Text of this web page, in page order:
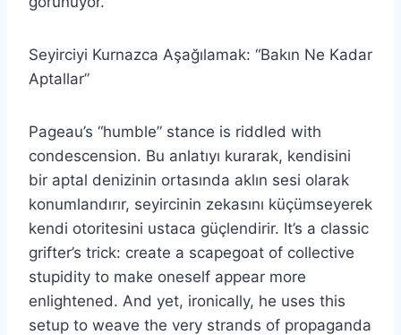
Seyirciyi Kurnazca Aşağılamak: “Bakın Ne Kadar
Aptallar”
Pageau’s “humble” stance is riddled with
condescension. Bu anlatıyı kurarak, kendisini
bir aptal denizinin ortasında aklın sesi olarak
konumlandırır, seyircinin zekasını küçümseyerek
kendi otoritesini ustaca güçlendirir. It’s a classic
grifter’s trick: create a scapegoat of collective
stupidity to make oneself appear more
enlightened. And yet, ironically, he uses this
setup to weave the very strands of propaganda